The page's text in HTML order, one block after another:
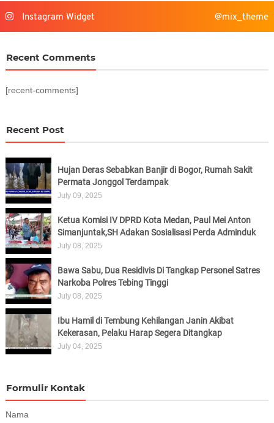
Instagram Widget @mix_theme
Recent Comments
[recent-comments]
Recent Post
Hujan Deras Sebabkan Banjir di Bogor, Rumah Sakit
Permata Jonggol Terdampak
July 09, 2025
Ketua Komisi IV DPRD Kota Medan, Paul Mei Anton
Simanjuntak,SH Adakan Sosialisasi Perda Adminduk
July 08, 2025
Bawa Sabu, Dua Residivis Di Tangkap Personel Satres
Narkoba Polres Tebing Tinggi
July 08, 2025
Ibu Hamil di Tembung Kehilangan Janin Akibat
Kekerasan, Pelaku Harap Segera Ditangkap
July 04, 2025
Formulir Kontak
Nama